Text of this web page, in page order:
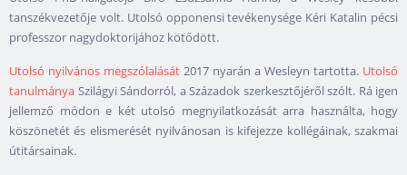
tanszékvezetője volt. Utolsó opponensi tevékenysége Kéri Katalin pécsi
professzor nagydoktorijához kötődött.
Utolsó nyilvános megszólalását 2017 nyarán a Wesleyn tartotta. Utolsó
tanulmánya Szilágyi Sándorról, a Századok szerkesztőjéről szólt. Rá igen
jellemző módon e két utolsó megnyilatkozását arra használta, hogy
köszönetét és elismerését nyilvánosan is kifejezze kollégáinak, szakmai
útitársainak.